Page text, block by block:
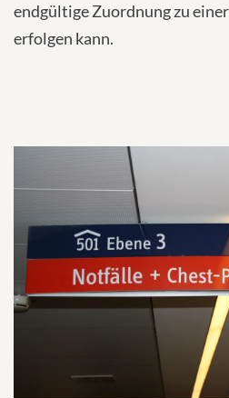
endgültige Zuordnung zu
erfolgen kann.